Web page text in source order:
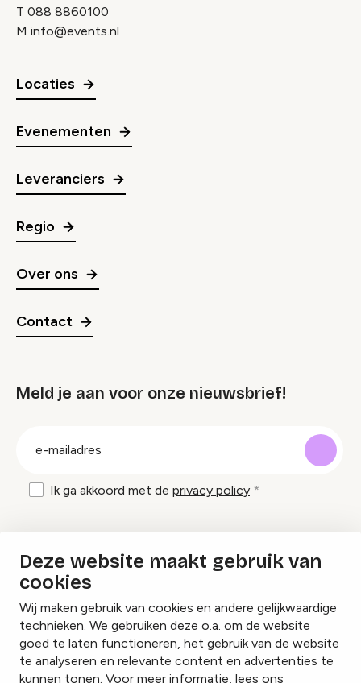
Deze website maakt gebruik van
cookies
Wij maken gebruik van cookies en andere gelijkwaardige
technieken. We gebruiken deze o.a. om de website
goed te laten functioneren, het gebruik van de website
te analyseren en relevante content en advertenties te
kunnen tonen. Voor meer informatie, lees ons
T 088 8860100
M info@events.nl
Locaties
Evenementen
Leveranciers
Regio
Over ons
Contact
Meld je aan voor onze nieuwsbrief!
Ik ga akkoord met de privacy policy
Inspiratie en tips om evenementen te
organiseren?
Lees onze inspiratieblogs